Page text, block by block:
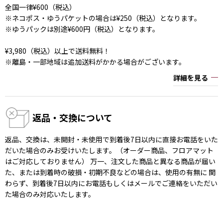
全国一律¥600（税込）
※ネコポス・ゆうパケットの場合は¥250（税込）となります。
※ゆうパックは別途¥600円（税込）となります。
¥3,980（税込）以上で送料無料！
※離島・一部地域は追加送料がかかる場合がございます。
詳細を見る
返品・交換について
返品、交換は、未開封・未使用で到着後7日以内に直接お電話をいた
だいた場合のみお受けいたします。（オーダー商品、フロアマット
はご対応しておりません） 万一、注文した商品と異なる商品が届い
た、または到着時の破損・初期不良などの場合は、使用の有無に 関
わらず、到着後7日以内にお電話もしくはメールでご連絡をいただい
た場合のみ対応いたします。